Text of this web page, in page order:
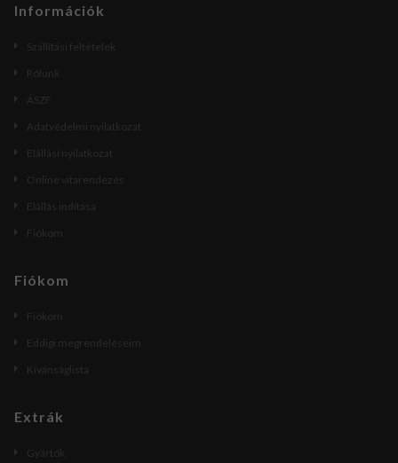
Információk
Szállítási feltételek
Rólunk
ÁSZF
Adatvédelmi nyilatkozat
Elállási nyilatkozat
Online vitarendezés
Elállás indítása
Fiókom
Fiókom
Fiókom
Eddigi megrendeléseim
Kívánságlista
Extrák
Gyártók